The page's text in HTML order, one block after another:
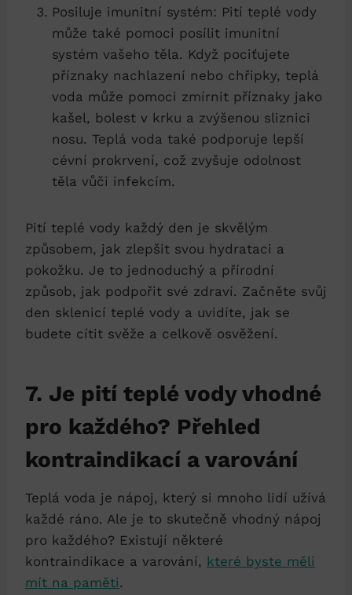
Posiluje imunitní systém: Pití teplé vody
může také pomoci posílit imunitní
systém vašeho těla. Když pociťujete
příznaky nachlazení nebo chřipky, teplá
voda může pomoci zmírnit příznaky jako
kašel, bolest v krku a zvýšenou sliznici
nosu. Teplá voda také podporuje lepší
cévní prokrvení, což zvyšuje odolnost
těla vůči infekcím.
Pití teplé vody každý den je skvělým
způsobem, jak zlepšit svou hydrataci a
pokožku. Je to jednoduchý a přírodní
způsob, jak podpořit své zdraví. Začněte svůj
den sklenicí teplé vody a uvidíte, jak se
budete cítit svěže a celkově osvěžení.
7. Je pití teplé vody vhodné
pro každého? Přehled
kontraindikací a varování
Teplá voda je nápoj, který si mnoho lidí užívá
každé ráno. Ale je to skutečně vhodný nápoj
pro každého? Existují některé
kontraindikace a varování, které byste měli
mít na paměti.